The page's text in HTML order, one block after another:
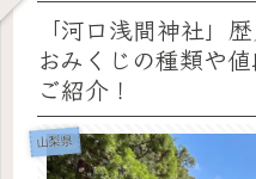
「河口浅間神社」
おみくじの種類や
ご紹介！
山梨県